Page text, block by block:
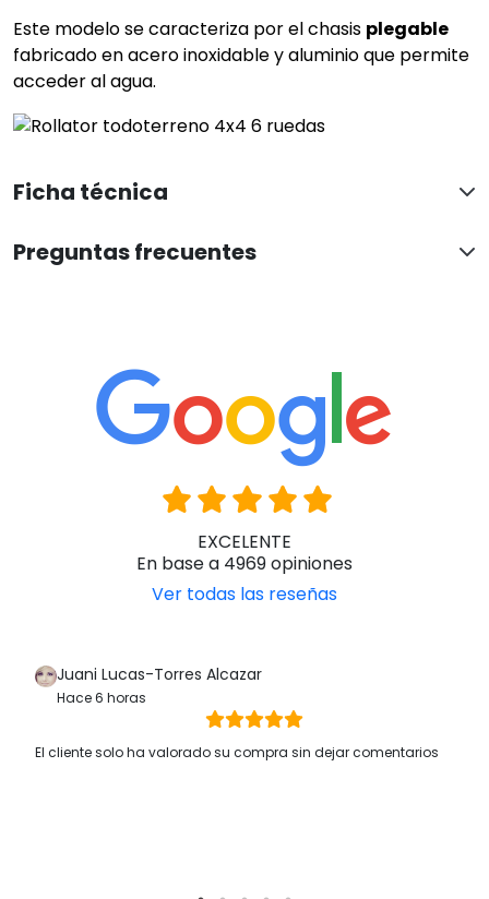
Este modelo se caracteriza por el chasis plegable
fabricado en acero inoxidable y aluminio que permite
acceder al agua.
Ficha técnica
Preguntas frecuentes
EXCELENTE
En base a 4969 opiniones
Ver todas las reseñas
Juani Lucas-Torres Alcazar
Hace 6 horas
El cliente solo ha valorado su compra sin dejar comentarios